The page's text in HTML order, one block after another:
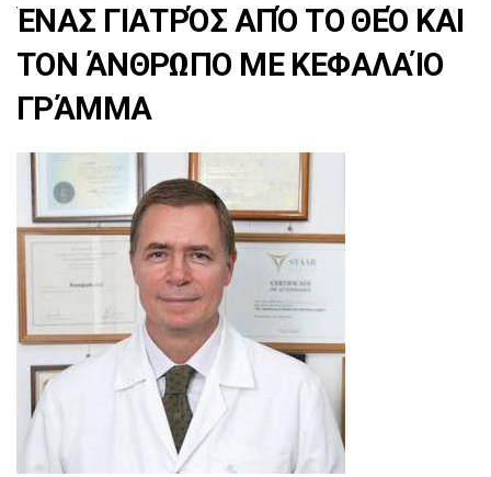
ΈΝΑΣ ΓΙΑΤΡΌΣ ΑΠΌ ΤΟ ΘΕΌ ΚΑΙ
ΤΟΝ ΆΝΘΡΩΠΟ ΜΕ ΚΕΦΑΛΑΊΟ
ΓΡΆΜΜΑ